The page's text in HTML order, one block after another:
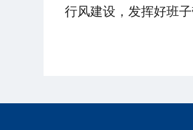
行风建设，发挥好班